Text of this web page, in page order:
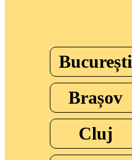
București
Brașov
Cluj